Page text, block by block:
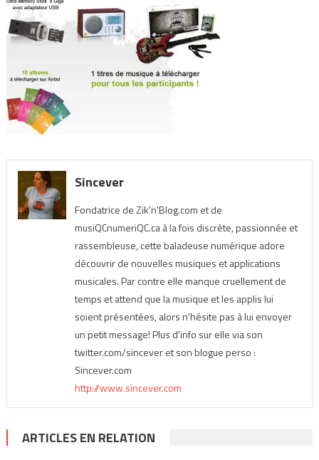
Sincever
Fondatrice de Zik'n'Blog.com et de
musiQCnumeriQC.ca à la fois discrète, passionnée et
rassembleuse, cette baladeuse numérique adore
découvrir de nouvelles musiques et applications
musicales. Par contre elle manque cruellement de
temps et attend que la musique et les applis lui
soient présentées, alors n'hésite pas à lui envoyer
un petit message! Plus d'info sur elle via son
twitter.com/sincever et son blogue perso :
Sincever.com
http://www.sincever.com
ARTICLES EN RELATION